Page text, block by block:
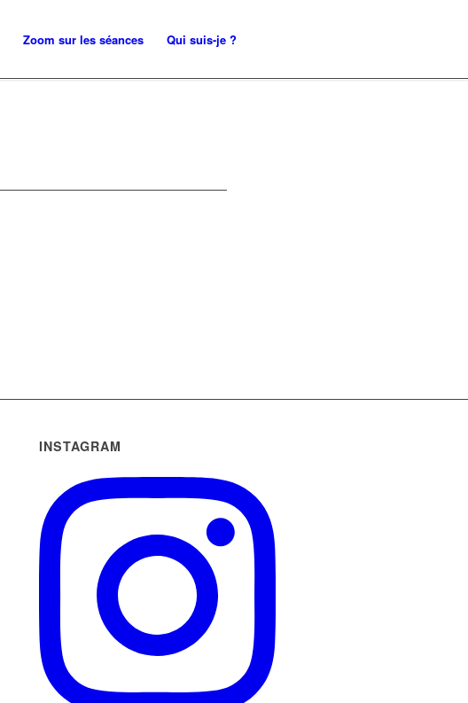
Zoom sur les séances Qui suis-je ?
INSTAGRAM